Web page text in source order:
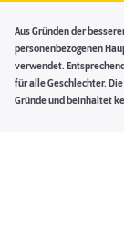
Aus Gründen der
personenbezogenen
verwendet.
für alle Geschlechter.
Gründe und beinhaltet